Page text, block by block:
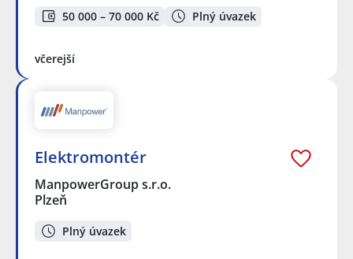
50 000 – 70 000 Kč Plný úvazek
včerejší
Elektromontér
ManpowerGroup s.r.o.
Plzeň
Plný úvazek